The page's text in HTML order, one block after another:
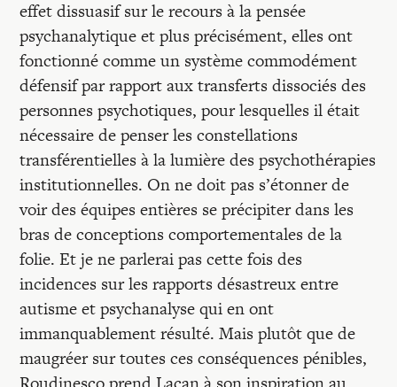
effet dissuasif sur le recours à la pensée
psychanalytique et plus précisément, elles ont
fonctionné comme un système commodément
défensif par rapport aux transferts dissociés des
personnes psychotiques, pour lesquelles il était
nécessaire de penser les constellations
transférentielles à la lumière des psychothérapies
institutionnelles. On ne doit pas s’étonner de
voir des équipes entières se précipiter dans les
bras de conceptions comportementales de la
folie. Et je ne parlerai pas cette fois des
incidences sur les rapports désastreux entre
autisme et psychanalyse qui en ont
immanquablement résulté. Mais plutôt que de
maugréer sur toutes ces conséquences pénibles,